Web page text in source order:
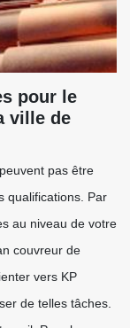
pour le
ville de
pas être
qualifications. Par
au niveau de votre
couvreur de
vers KP
de telles tâches.